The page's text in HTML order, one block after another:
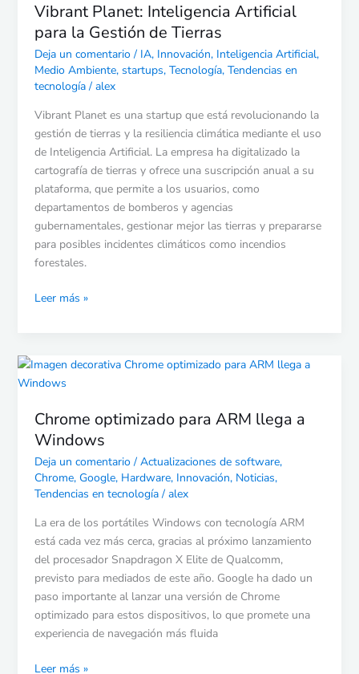
Vibrant Planet: Inteligencia Artificial
para la Gestión de Tierras
Deja un comentario / IA, Innovación, Inteligencia Artificial,
Medio Ambiente, startups, Tecnología, Tendencias en
tecnología/ alex
Vibrant Planet es una startup que está revolucionando la
gestión de tierras y la resiliencia climática mediante el uso
de Inteligencia Artificial. La empresa ha digitalizado la
cartografía de tierras y ofrece una suscripción anual a su
plataforma, que permite a los usuarios, como
departamentos de bomberos y agencias
gubernamentales, gestionar mejor las tierras y prepararse
para posibles incidentes climáticos como incendios
forestales.
Artificial
para
la
Gestión
de
Leer más »
Chrome optimizado para ARM llega a
Windows
Deja un comentario / Actualizaciones de software,
Chrome, Google, Hardware, Innovación, Noticias,
Tendencias en tecnología/ alex
La era de los portátiles Windows con tecnología ARM
está cada vez más cerca, gracias al próximo lanzamiento
del procesador Snapdragon X Elite de Qualcomm,
previsto para mediados de este año. Google ha dado un
paso importante al lanzar una versión de Chrome
optimizado para estos dispositivos, lo que promete una
experiencia de navegación más fluida
Chrome
optimizado
ARM
llega
a
Windows
Leer más »